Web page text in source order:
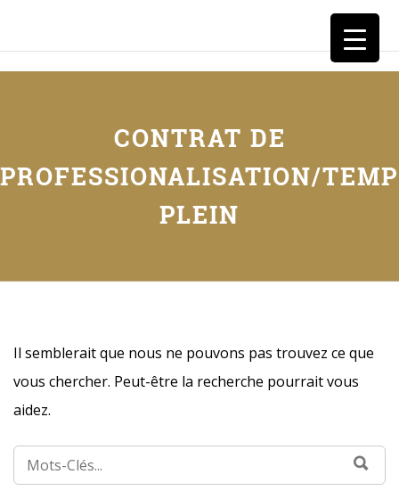
CONTRAT DE
PROFESSIONALISATION/
PLEIN
Il semblerait que nous ne pouvons pas trouvez ce que
vous chercher. Peut-être la recherche pourrait vous
aidez.